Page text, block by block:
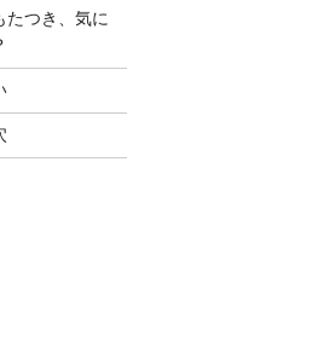
たつき、気に